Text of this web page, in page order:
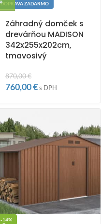
DOPRAVA ZADARMO
Záhradný domček s
drevárňou MADISON
342x255x202cm,
tmavosivý
870,00€
760,00€s DPH
-14%